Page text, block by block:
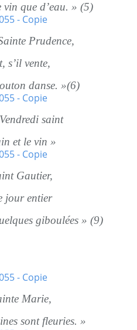
que d’eau. » (5)
Prudence,
s’il vente,
danse. »(6)
saint
et le vin »
Gautier,
jour entier
giboulées » (9)
Marie,
sont fleuries. »